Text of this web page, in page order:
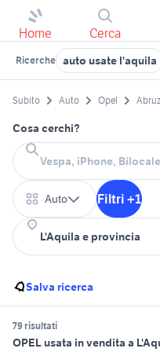
Home Cerca
Ricerche auto usate l'aquila
Subito Auto Opel
Cosa cerchi?
Auto Filtri +1
Salva ricerca
79 risultati
OPEL usata in vendita a